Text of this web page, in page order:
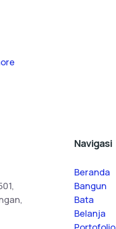
Navigasi
Beranda
Bangun
Bata
Belanja